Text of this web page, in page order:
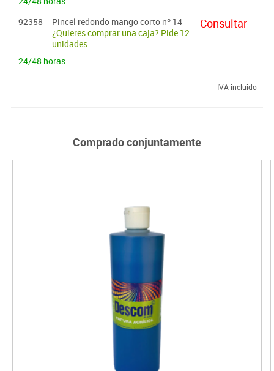
92358
Pincel redondo mango corto nº 14
¿Quieres comprar una caja? Pide 12
unidades
24/48 horas
Consultar
IVA incluido
Comprado conjuntamente